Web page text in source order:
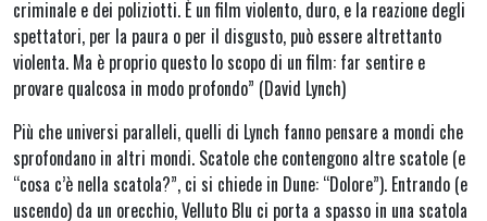
criminale e dei poliziotti. È un film violento, duro, e la reazione degli
spettatori, per la paura o per il disgusto, può essere altrettanto
violenta. Ma è proprio questo lo scopo di un film: far sentire e
provare qualcosa in modo profondo” (David Lynch)
Più che universi paralleli, quelli di Lynch fanno pensare a mondi che
sprofondano in altri mondi. Scatole che contengono altre scatole (e
“cosa c’è nella scatola?”, ci si chiede in Dune: “Dolore”). Entrando (e
uscendo) da un orecchio, Velluto Blu ci porta a spasso in una scatola